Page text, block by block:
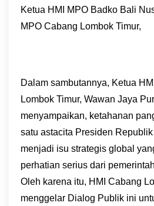
Ketua HMI MPO Badko Bali
MPO Cabang Lombok Timur,
Dalam sambutannya, Ketua
Lombok Timur, Wawan Jaya
menyampaikan, ketahanan
satu astacita Presiden
menjadi isu strategis global
perhatian serius dari
Oleh karena itu, HMI Cabang
menggelar Dialog Publik ini